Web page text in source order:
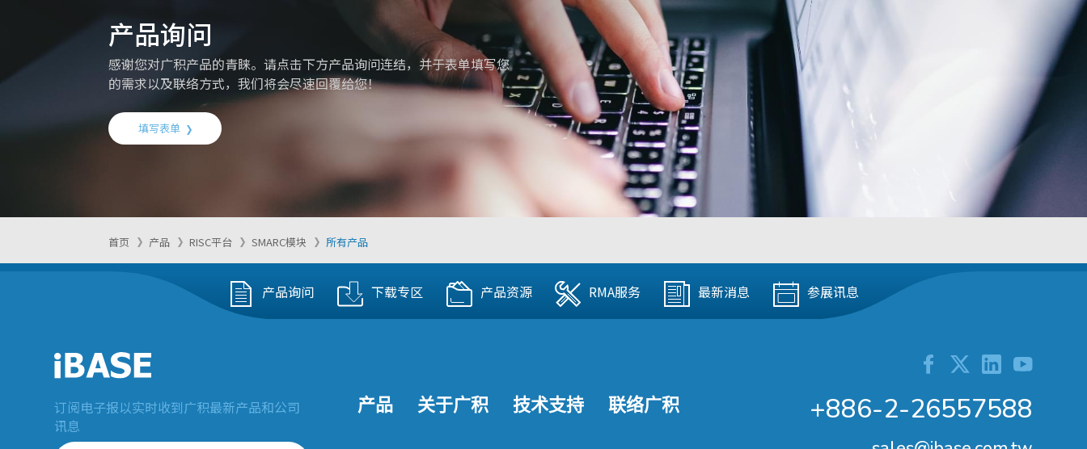
产品询问
感谢您对广积产品的青睐。请点击下方产品询问连结，并于表单填写您
的需求以及联络方式，我们将会尽速回覆给您！
填写表单
首页 产品 RISC平台 SMARC模块 所有产品
产品询问 下载专区 产品资源 RMA服务 最新消息 参展讯息
订阅电子报以实时收到广积最新产品和公司
讯息
产品 关于广积 技术支持 联络广积 +886-2-26557588